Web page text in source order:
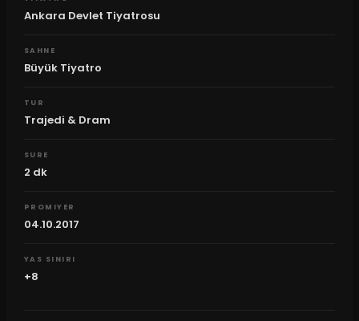
Ankara Devlet Tiyatrosu
SAHNE
Büyük Tiyatro
TUR
Trajedi & Dram
SURE
2 dk
PROMIYER
04.10.2017
YAS SINIRI
+8